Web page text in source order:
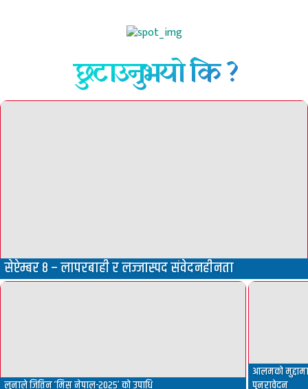
छुटाउनुभयो कि ?
सेप्टेम्बर ८ – लापरबाही र लज्जास्पद संवेदनहीनता
लुनाले जितिन ‘मिस नेपाल-२०२५’ को उपाधि
आलमको
पुनरावेदन